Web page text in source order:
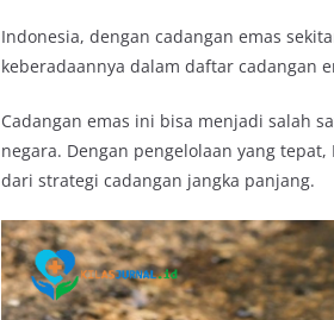
Indonesia, dengan cadangan emas
keberadaannya dalam daftar cadangan
Cadangan emas ini bisa menjadi salah
negara. Dengan pengelolaan yang
dari strategi cadangan jangka panjang.